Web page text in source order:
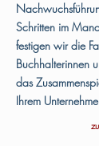
Schritten im
festigen wir die
Buchhalterinnen
das
Ihrem